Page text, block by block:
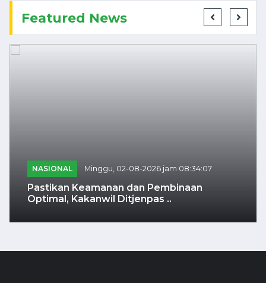
Featured News
NASIONAL Minggu, 02-08-2026 jam 08:34:07
Pastikan Keamanan dan Pembinaan
Optimal, Kakanwil Ditjenpas ..